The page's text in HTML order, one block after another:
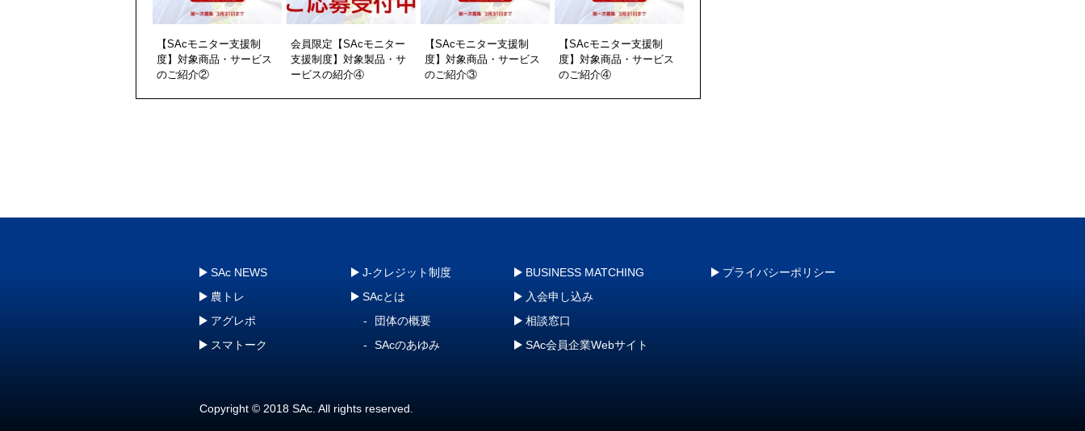
【SAcモニター支援制
度】対象商品・サービス
のご紹介②
会員限定【SAcモニター
支援制度】対象製品・サ
ービスの紹介④
【SAcモニター支援制
度】対象商品・サービス
のご紹介③
【SAcモニター支援制
度】対象商品・サービス
のご紹介④
SAc NEWS
農トレ
アグレポ
スマトーク
J-クレジット制度
SAcとは
団体の概要
SAcのあゆみ
BUSINESS MATCHING
入会申し込み
相談窓口
SAc会員企業Webサイト
プライバシーポリシー
Copyright © 2018 SAc. All rights reserved.